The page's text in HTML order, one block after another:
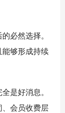
必然选择。
够形成持续
是好消息。
会员收费层